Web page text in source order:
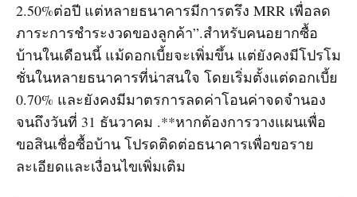
2.50%ต่อปี แต่หลายธนาคารมีการตรึง MRR เพื่อลด
ภาระการชำระงวดของลูกค้า”.สำหรับคนอยากซื้อ
บ้านในเดือนนี้ แม้ดอกเบี้ยจะเพิ่มขึ้น แต่ยังคงมีโปรโม
ชั่นในหลายธนาคารที่น่าสนใจ โดยเริ่มตั้งแต่ดอกเบี้ย
0.70% และยังคงมีมาตรการลดค่าโอนค่าจดจำนอง
จนถึงวันที่ 31 ธันวาคม .**หากต้องการวางแผนเพื่อ
ขอสินเชื่อซื้อบ้าน โปรดติดต่อธนาคารเพื่อขอราย
ละเอียดและเงื่อนไขเพิ่มเติม